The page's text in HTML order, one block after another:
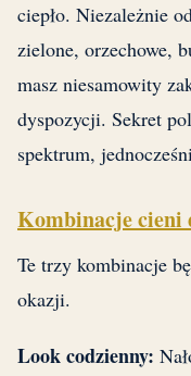
ciepło. Niezależnie
zielone, orzechowe,
masz niesamowity
dyspozycji. Sekret
spektrum,
Kombinacje cieni
Te trzy kombinacje
okazji.
Look codzienny: